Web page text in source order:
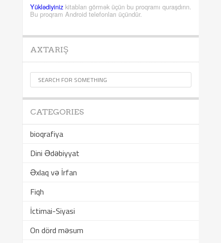
Yüklədiyinizkitabları görmək üçün bu proqramı quraşdırın.
Bu proqram Android telefonları üçündür.
AXTARIŞ
CATEGORIES
bioqrafiya
Dini Ədəbiyyat
Əxlaq və İrfan
Fiqh
İctimai-Siyasi
On dörd məsum